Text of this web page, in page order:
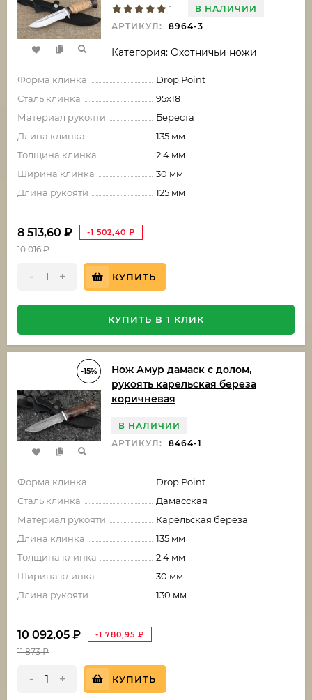
1
В НАЛИЧИИ
АРТИКУЛ:
8964-3
Категория: Охотничьи ножи
Форма клинка
Drop Point
Сталь клинка
95х18
Материал рукояти
Береста
Длина клинка
135 мм
Толщина клинка
2.4 мм
Ширина клинка
30 мм
Длина рукояти
125 мм
8 513,60 ₽ -1 502,40 ₽
10 016₽
- + КУПИТЬ
КУПИТЬ В 1 КЛИК
-15%
Нож Амур дамаск с долом,
рукоять карельская береза
коричневая
В НАЛИЧИИ
АРТИКУЛ:
8464-1
Форма клинка
Drop Point
Сталь клинка
Дамасская
Материал рукояти
Карельская береза
Длина клинка
135 мм
Толщина клинка
2.4 мм
Ширина клинка
30 мм
Длина рукояти
130 мм
10 092,05 ₽ -1 780,95 ₽
11 873₽
- + КУПИТЬ